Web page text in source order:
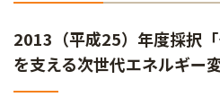
2013（平成25）年度採択
を支える次世代エネルギー